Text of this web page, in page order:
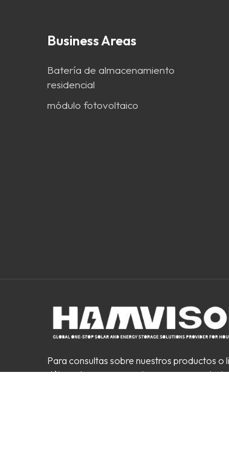
Business Areas
Batería de almacenamiento
residencial
módulo fotovoltaico
Para consultas sobre nuestros productos o
déjenoslo y nos comunicaremos con usted